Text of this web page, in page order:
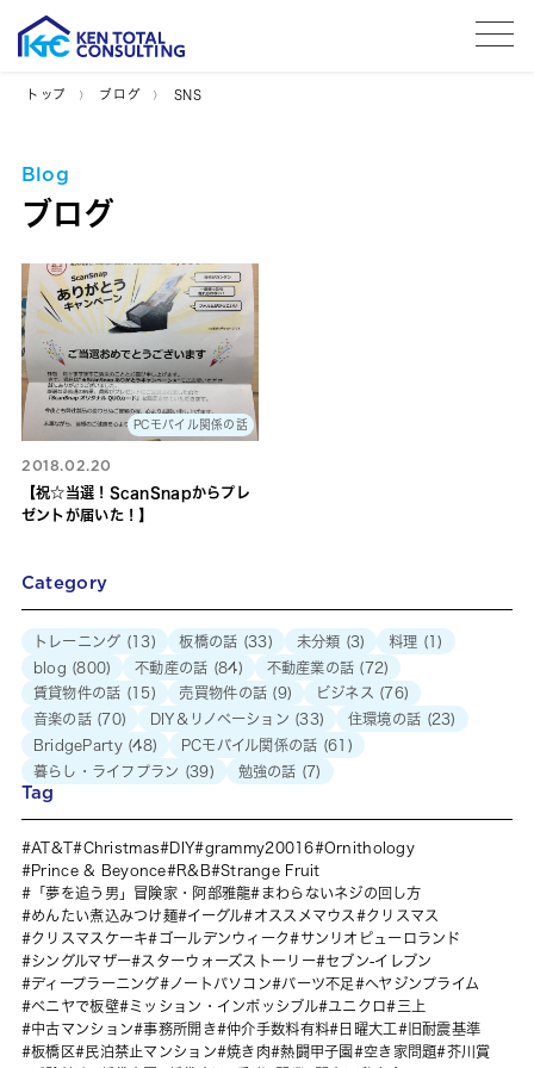
トップ ブログ SNS
Blog
ブログ
PCモバイル関係の話
2018.02.20
【祝☆当選！ScanSnapからプレ
ゼントが届いた！】
Category
トレーニング (13) 板橋の話 (33) 未分類 (3) 料理 (1)
blog (800) 不動産の話 (84) 不動産業の話 (72)
賃貸物件の話 (15) 売買物件の話 (9) ビジネス (76)
音楽の話(70) DIY＆リノベーション (33) 住環境の話 (23)
BridgeParty(48) PCモバイル関係の話 (61)
暮らし・ライフプラン (39) 勉強の話 (7)
Tag
AT&T Christmas DIY grammy20016
Ornithology
Prince & Beyonce
R&B
Strange Fruit
「夢を追う男」冒険家・阿部雅龍
まわらないネジの回し方
めんたい煮込みつけ麺
イーグル オススメマウス
クリスマス
クリスマスケーキ
ゴールデンウィーク
サンリオピューロランド
シングルマザー
スターウォーズストーリー
セブン-イレブン
ディープラーニング
ノートパソコン パーツ不足
ヘヤジンプライム
ベニヤで板壁
ミッション・インポッシブル ユニクロ
三上
中古マンション
事務所開き 仲介手数料有料 日曜大工
旧耐震基準
板橋区
民泊禁止マンション 焼き肉 熱闘甲子園 空き家問題
芥川賞